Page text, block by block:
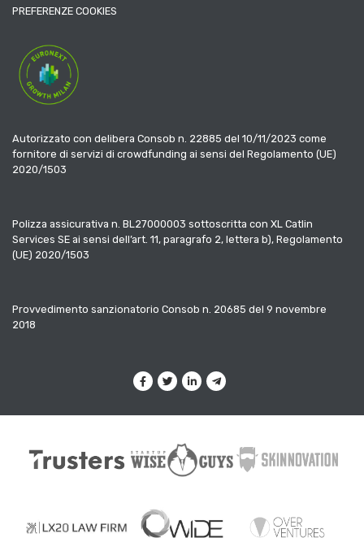
PREFERENZE COOKIES
Autorizzato con delibera Consob n. 22885 del 10/11/2023 come
fornitore di servizi di crowdfunding ai sensi del Regolamento (UE)
2020/1503
Polizza assicurativa n. BL27000003 sottoscritta con XL Catlin
Services SE ai sensi dell’art. 11, paragrafo 2, lettera b), Regolamento
(UE) 2020/1503
Provvedimento sanzionatorio Consob n. 20685 del 9 novembre
2018